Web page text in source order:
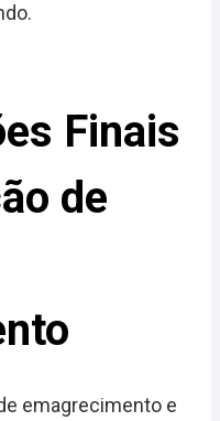
Finais
de
emagrecimento e